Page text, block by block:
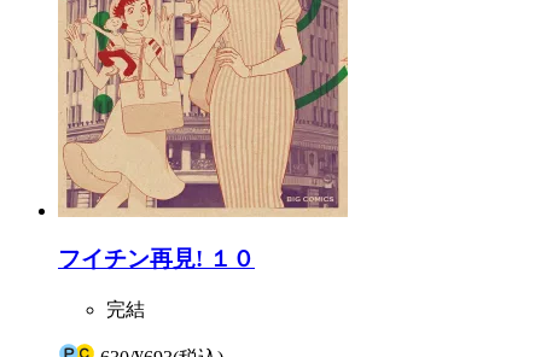
フイチン再見! １０
完結